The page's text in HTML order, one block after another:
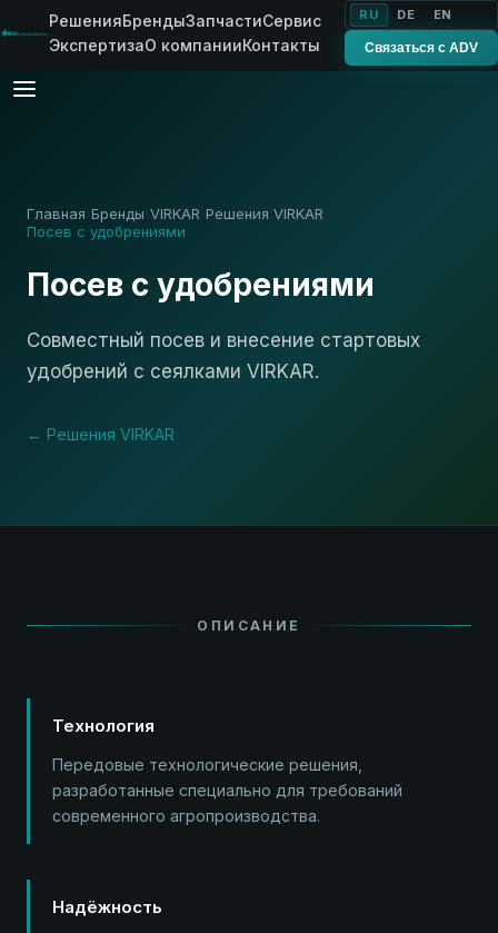
РешенияБрендыЗапчастиСервис
ЭкспертизаО компанииКонтакты
RU DE EN
Связаться с ADV
Главная› Бренды VIRKAR Решения VIRKAR
Посев с удобрениями
Посев с удобрениями
Совместный посев и внесение стартовых
удобрений с сеялками VIRKAR.
← Решения VIRKAR
ОПИСАНИЕ
Технология
Передовые технологические решения,
разработанные специально для требований
современного агропроизводства.
Надёжность